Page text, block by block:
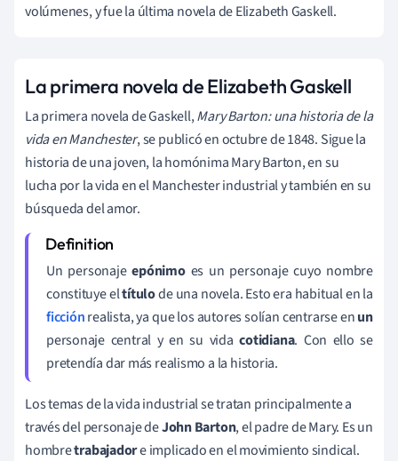
volúmenes, y fue la última novela de Elizabeth Gaskell.
La primera novela de Elizabeth Gaskell
La primera novela de Gaskell,Mary Barton: una historia de la
vida en Manchester, se publicó en octubre de 1848. Sigue la
historia de una joven, la homónima Mary Barton, en su
lucha por la vida en el Manchester industrial y también en su
búsqueda del amor.
Un personajeepónimoes un personaje cuyo nombre
constituye eltítulode una novela. Esto era habitual en la
ficciónrealista, ya que los autores solían centrarse enun
personaje central y en su vidacotidiana. Con ello se
pretendía dar más realismo a la historia.
Los temas de la vida industrial se tratan principalmente a
través del personaje deJohn Barton, el padre de Mary. Es un
hombretrabajadore implicado en el movimiento sindical.